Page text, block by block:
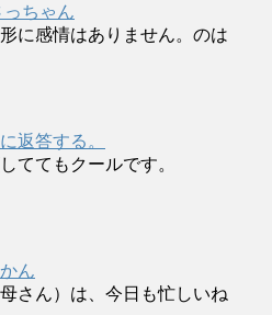
ちゃん
に感情はありません。のは
返答する。
ててもクールです。
ん
さん）は、今日も忙しいね